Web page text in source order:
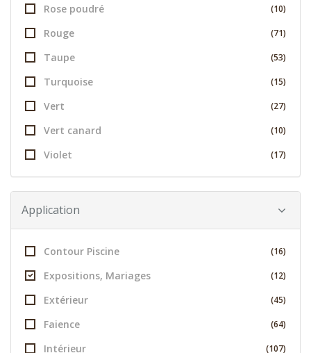
Rose poudré (10)
Rouge (71)
Taupe (53)
Turquoise (15)
Vert (27)
Vert canard (10)
Violet (17)
Application
Contour Piscine (16)
Expositions, Mariages (12)
Extérieur (45)
Faience (64)
Intérieur (107)